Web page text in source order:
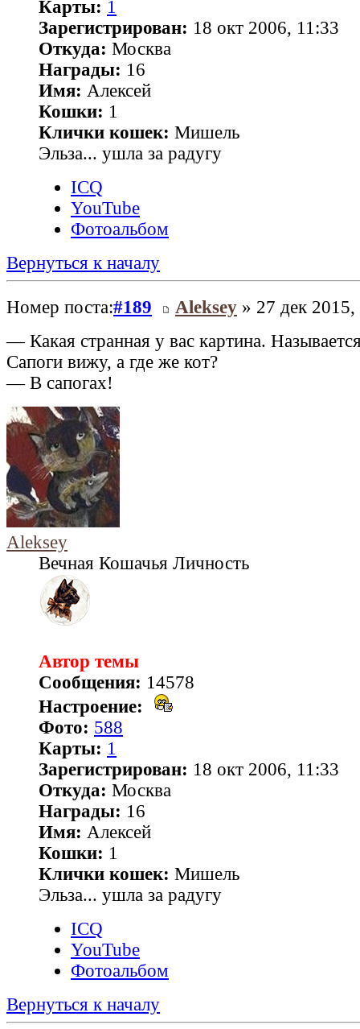
Карты: 1
Зарегистрирован: 18 окт 2006, 11:33
Откуда: Москва
Награды: 16
Имя: Алексей
Кошки: 1
Клички кошек: Мишель
Эльза... ушла за радугу
ICQ
YouTube
Фотоальбом
Вернуться к началу
Номер поста:#189 Aleksey » 27 дек
— Какая странная у вас картина.
Сапоги вижу, а где же кот?
— В сапогах!
Aleksey
Вечная Кошачья Личность
Автор темы
Сообщения: 14578
Настроение:
Фото: 588
Карты: 1
Зарегистрирован: 18 окт 2006, 11:33
Откуда: Москва
Награды: 16
Имя: Алексей
Кошки: 1
Клички кошек: Мишель
Эльза... ушла за радугу
ICQ
YouTube
Фотоальбом
Вернуться к началу